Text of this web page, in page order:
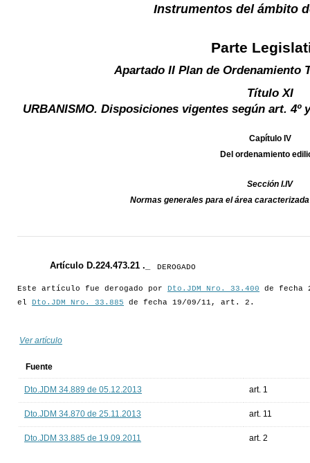
Instrumentos del ámbito
Parte
Apartado II Plan de Ordenamiento
Título XI
URBANISMO. Disposiciones vigentes según art. 4º
Capítulo IV
Del ordenamiento
Sección I.IV
Normas generales para el área
Artículo D.224.473.21 ._ DEROGADO
Este artículo fue derogado por Dto.JDM Nro. 33.400 de fecha
el
Dto.JDM Nro. 33.885 de fecha 19/09/11, art. 2.
Ver artículo
Fuente
Dto.JDM 34.889 de 05.12.2013 art. 1
Dto.JDM 34.870 de 25.11.2013 art. 11
Dto.JDM 33.885 de 19.09.2011 art. 2